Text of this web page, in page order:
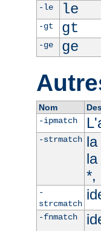
-le
le
-gt
gt
-ge
ge
Nom
-ipmatch
-strmatch
*,
-
strcmatch
-fnmatch